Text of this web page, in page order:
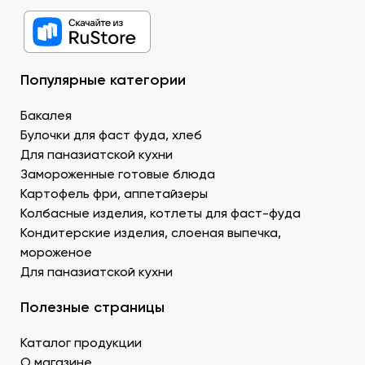
Рыбу. В составе рыбных продуктов для суши в ДНР
можно заказать копченое филе лосося,
охлажденную семгу. А также окунь унаги,
– вкусный и питательный. Стружка тунца бонито –
Креветку – королевскую, тигровую, дикую. В
Донецке купить продукты для суши –
морепродукты, можно оптом и с доставкой.
Муку темпура. Смесь пшеничной и рисовой муки с
крахмалом для золотистой корочки. Можно
заказать премиальный мучной продукт для суши в
Водоросли. Комбу, нори – качественные продукты
для суши в ДНР с быстрой доставкой.
Икру масаго, тобико. Свежайшие продукты для
Белый и черный кунжут. Придает блюду ореховые
суши оптом – кунжутные семена в разной
расфасовке. Используются для создания
Популярные категории
Бакалея
Булочки для фаст фуда, хлеб
Для паназиатской кухни
Замороженные готовые блюда
Картофель фри, аппетайзеры
Колбасные изделия, котлеты для фаст-фуда
Кондитерские изделия, слоеная выпечка,
мороженое
Для паназиатской кухни
Полезные страницы
Каталог продукции